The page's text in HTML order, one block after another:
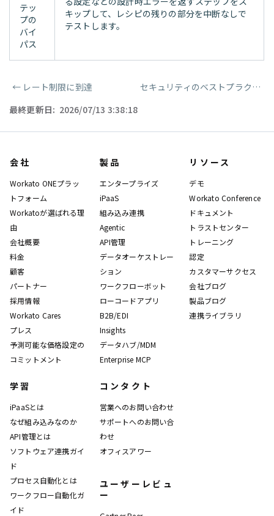
テッ
プの
バイ
パス
キップして、レシピの残りの部分を中断なしで
テストします。
ページャー
← レート制限に到達
セキュリティのベストプラクティス
最終更新日: 2026/07/13 3:38:18
会社
Workato ONEプラッ
トフォーム
Workatoが選ばれる理
由
会社概要
料金
顧客
パートナー
採用情報
Workato Cares
プレス
予測可能な価格設定の
コミットメント
製品
エンタープライズ
iPaaS
組み込み連携
Agentic
API管理
データオーケストレー
ション
ワークフローボット
ローコードアプリ
B2B/EDI
Insights
データハブ/MDM
Enterprise MCP
リソース
デモ
Workato Conference
ドキュメント
トラストセンター
トレーニング
認定
カスタマーサクセス
会社ブログ
製品ブログ
連携ライブラリ
学習
iPaaSとは
なぜ組み込みなのか
API管理とは
ソフトウェア連携ガイ
ド
プロセス自動化とは
ワークフロー自動化ガ
イド
コンタクト
営業へのお問い合わせ
サポートへのお問い合
わせ
オフィスアワー
ユーザーレビュ
ー